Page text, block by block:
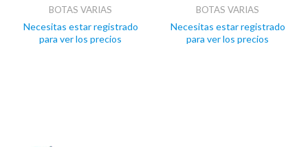
BOTAS VARIAS
Necesitas estar registrado
para ver los precios
BOTAS VARIAS
Necesitas estar registrado
para ver los precios